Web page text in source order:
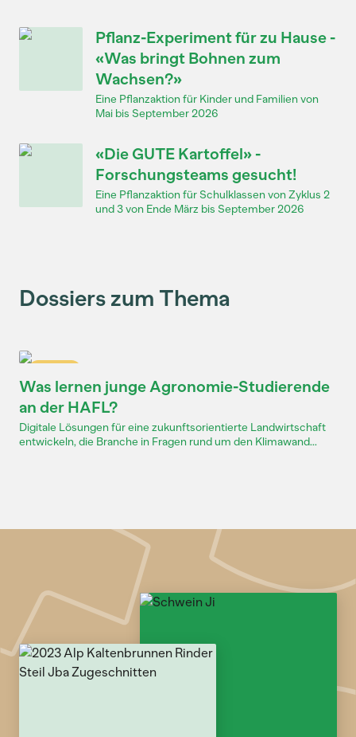
Pflanz-Experiment für zu Hause -
«Was bringt Bohnen zum
Wachsen?»
Eine Pflanzaktion für Kinder und Familien von
Mai bis September 2026
«Die GUTE Kartoffel» -
Forschungsteams gesucht!
Eine Pflanzaktion für Schulklassen von Zyklus 2
und 3 von Ende März bis September 2026
Dossiers zum Thema
Was lernen junge Agronomie-Studierende
an der HAFL?
Digitale Lösungen für eine zukunftsorientierte Landwirtschaft
entwickeln, die Branche in Fragen rund um den Klimawand...